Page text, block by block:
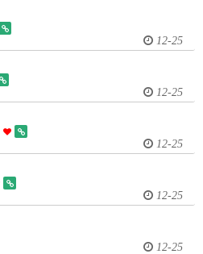
12-25
12-25
12-25
12-25
12-25